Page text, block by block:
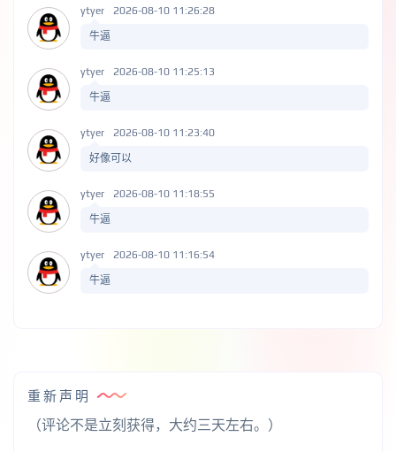
ytyer 2026-08-10 11:26:28
牛逼
ytyer 2026-08-10 11:25:13
牛逼
ytyer 2026-08-10 11:23:40
好像可以
ytyer 2026-08-10 11:18:55
牛逼
ytyer 2026-08-10 11:16:54
牛逼
重新声明
（评论不是立刻获得，大约三天左右。）